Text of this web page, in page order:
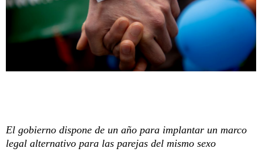
El gobierno dispone de un año para implantar un marco
legal alternativo para las parejas del mismo sexo